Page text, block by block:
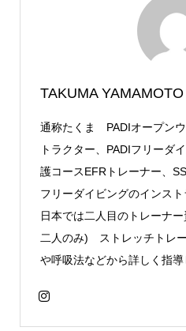
TAKUMA YAMAMOTO
通称たくま PADIオープン
トラクター、PADIフリーダ
護コースEFRトレーナー、
フリーダイビングのインス
日本では二人目のトレーナ
二人のみ) ストレッチトレ
や呼吸法などから詳しく指導